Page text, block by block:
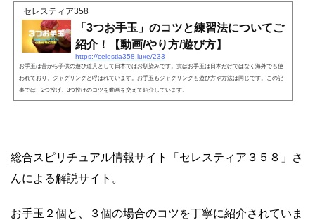
セレスティア358
「3つお手玉」のコツと練習法についてご
紹介！【動画/やり方/遊び方】
https://celestia358.luxe/233
お手玉は昔から子供の遊び道具として日本ではお馴染みです。実はお手玉は日本だけではなく海外でも使
われており、ジャグリングと呼ばれています。お手玉もジャグリングも遊び方や方法は同じです。この記
事では、2つ投げ、3つ投げのコツを動画を交えて紹介しています。
総合スピリチュアル情報サイト「セレスティア３５８」さ
んによる解説サイト。
お手玉２個と、３個の場合のコツを丁寧に紹介されていま